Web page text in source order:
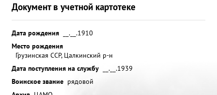
Документ в учетной картотеке
Дата рождения
__.__.1910
Место рождения
Грузинская ССР, Цалкинский р-н
Дата поступления на службу
__.__.1939
Воинское звание рядовой